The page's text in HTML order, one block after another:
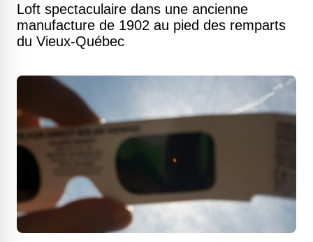
Loft spectaculaire dans une ancienne
manufacture de 1902 au pied des remparts
du Vieux-Québec